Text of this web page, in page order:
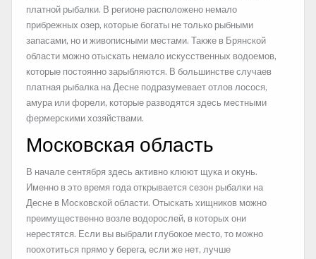
платной рыбалки. В регионе расположено немало
прибрежных озер, которые богаты не только рыбными
запасами, но и живописными местами. Также в Брянской
области можно отыскать немало искусственных водоемов,
которые постоянно зарыбляются. В большинстве случаев
платная рыбалка на Десне подразумевает отлов лосося,
амура или форели, которые разводятся здесь местными
фермерскими хозяйствами.
Московская область
В начале сентября здесь активно клюют щука и окунь.
Именно в это время года открывается сезон рыбалки на
Десне в Московской области. Отыскать хищников можно
преимущественно возле водорослей, в которых они
нерестятся. Если вы выбрали глубокое место, то можно
поохотиться прямо у берега, если же нет, лучше